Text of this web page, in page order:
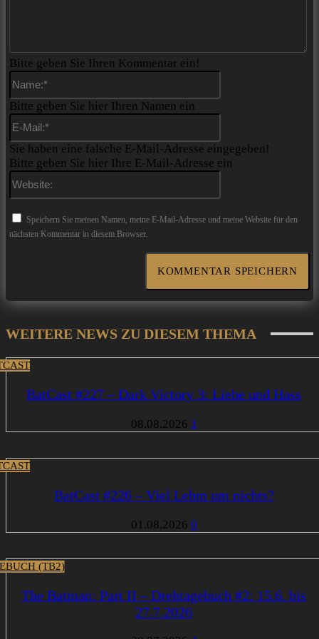
Bitte geben Sie Ihren Kommentar ein!
Bitte geben Sie hier Ihren Namen ein
Sie haben eine falsche E-Mail-Adresse eingegeben!
Bitte geben Sie hier Ihre E-Mail-Adresse ein
Speichern Sie meinen Namen, meine E-Mail-Adresse und meine Website für den
nächsten Kommentar in diesem Browser.
WEITERE NEWS ZU DIESEM THEMA
BatCast #227 – Dark Victory 3: Liebe und Hass
08.08.2026 1
BatCast #226 – Viel Lehm um nichts?
01.08.2026 0
(TB2)
The Batman: Part II – Drehtagebuch #2: 15.6. bis
27.7.2026